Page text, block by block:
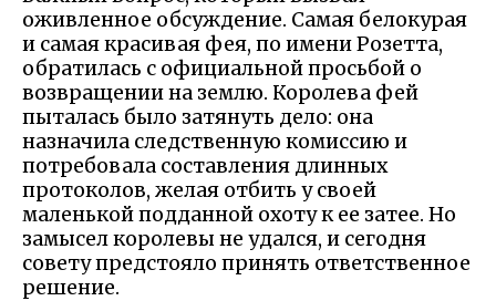
оживленное обсуждение. Самая белокурая
и самая красивая фея, по имени Розетта,
обратилась с официальной просьбой о
возвращении на землю. Королева фей
пыталась было затянуть дело: она
назначила следственную комиссию и
потребовала составления длинных
протоколов, желая отбить у своей
маленькой подданной охоту к ее затее. Но
замысел королевы не удался, и сегодня
совету предстояло принять ответственное
решение.